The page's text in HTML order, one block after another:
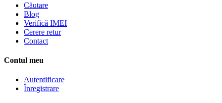
Căutare
Blog
Verifică IMEI
Cerere retur
Contact
Contul meu
Autentificare
Înregistrare